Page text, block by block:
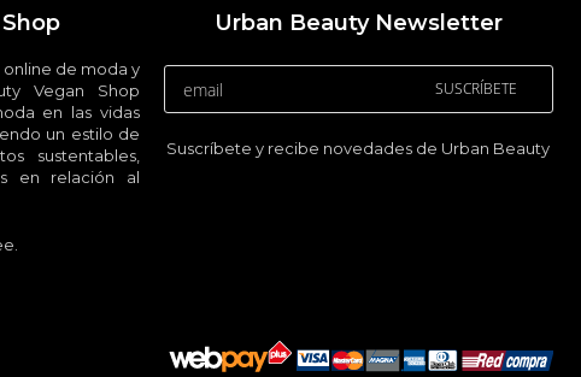
online de moda y
Vegan Shop
en las vidas
un estilo de
sustentables,
en relación al
Urban Beauty Newsletter
SUSCRÍBETE
Suscríbete y recibe novedades de Urban Beauty